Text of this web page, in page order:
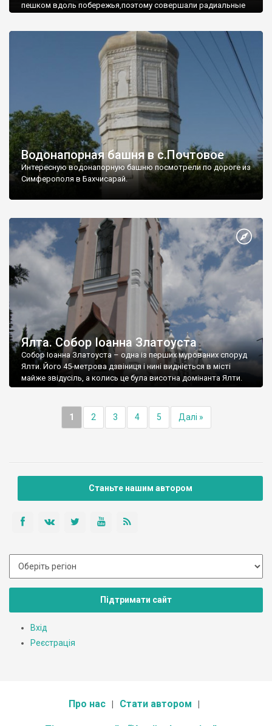
пешком вдоль побережья,поэтому совершали радиальные
Водонапорная башня в с.Почтовое
Интересную водонапорную башню посмотрели по дороге из
Симферополя в Бахчисарай.
Ялта. Собор Іоанна Златоуста
Собор Іоанна Златоуста – одна із перших мурованих споруд
Ялти. Його 45-метрова дзвіниця і нині видніється в місті
майже звідусіль, а колись це була висотна домінанта Ялти.
1 2 3 4 5 Далі »
Станьте нашим автором
Підтримати сайт
Вхід
Реєстрація
Про нас Стати автором